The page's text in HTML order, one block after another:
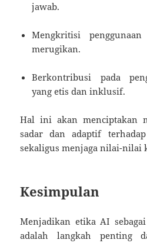
jawab.
Mengkritisi
merugikan.
Berkontribusi pada
yang etis dan inklusif.
Hal ini akan menciptakan
sadar dan adaptif
sekaligus menjaga nilai-nilai
Kesimpulan
Menjadikan etika AI
adalah langkah penting